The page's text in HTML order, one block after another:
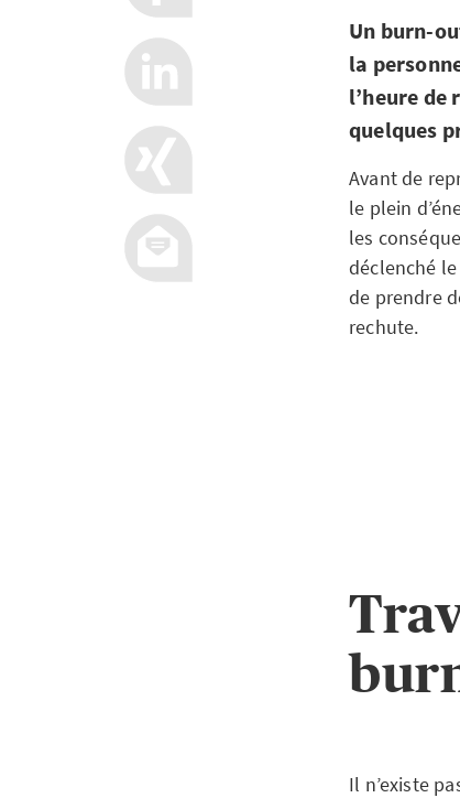
Un burn-
la
l’heure
quelques
Avant de
le plein
les
déclenché
de prendre
rechute.
Il n’existe